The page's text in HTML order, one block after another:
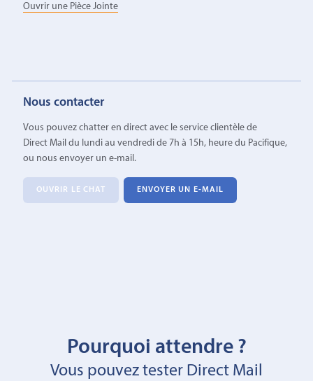
Ouvrir une Pièce Jointe
Nous contacter
Vous pouvez chatter en direct avec le service clientèle de
Direct Mail du lundi au vendredi de 7h à 15h, heure du Pacifique,
ou nous envoyer un e-mail.
OUVRIR LE CHAT ENVOYER UN E-MAIL
Pourquoi attendre ?
Vous pouvez tester Direct Mail